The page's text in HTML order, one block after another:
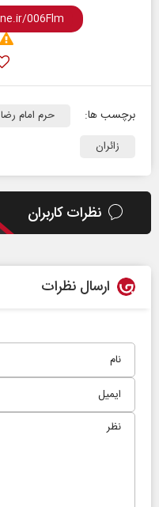
برچسب ها: حرم امام رضا
زائران
نظرات کاربران
ارسال نظرات